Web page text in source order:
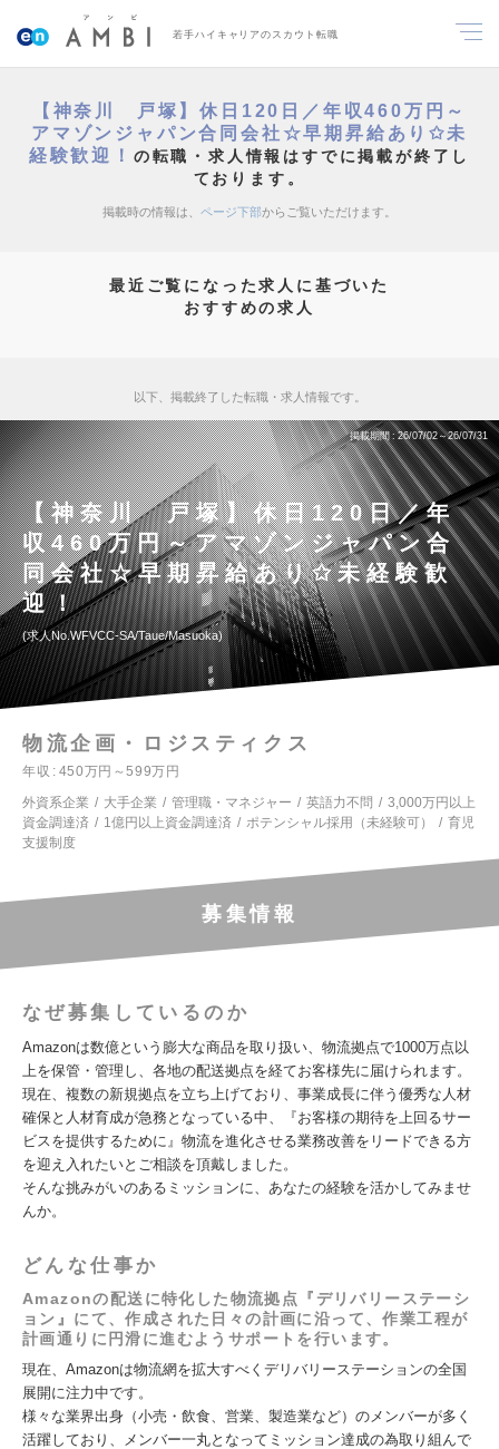
若手ハイキャリアのスカウト転職
【神奈川 戸塚】休日120日／年収460万円～
アマゾンジャパン合同会社☆早期昇給あり✩未
経験歓迎！ の転職・求人情報はすでに掲載が終了し
ております。
掲載時の情報は、 ページ下部からご覧いただけます。
最近ご覧になった求人に基づいた
おすすめの求人
以下、掲載終了した転職・求人情報です。
掲載期間 26/07/02～26/07/31
【神奈川 戸塚】休日120日／年
収460万円～アマゾンジャパン合
同会社☆早期昇給あり✩未経験歓
迎！
求人No.WFVCC-SA/Taue/Masuoka
物流企画・ロジスティクス
年収
450万円～599万円
外資系企業
大手企業 管理職・マネジャー 英語力不問
3,000万円以上
資金調達済
1億円以上資金調達済 ポテンシャル採用（未経験可）
育児
支援制度
募集情報
なぜ募集しているのか
Amazonは数億という膨大な商品を取り扱い、物流拠点で1000万点以
上を保管・管理し、各地の配送拠点を経てお客様先に届けられます。
現在、複数の新規拠点を立ち上げており、事業成長に伴う優秀な人材
確保と人材育成が急務となっている中、『お客様の期待を上回るサー
ビスを提供するために』物流を進化させる業務改善をリードできる方
を迎え入れたいとご相談を頂戴しました。
そんな挑みがいのあるミッションに、あなたの経験を活かしてみませ
んか。
どんな仕事か
Amazonの配送に特化した物流拠点『デリバリーステーシ
ョン』にて、作成された日々の計画に沿って、作業工程が
計画通りに円滑に進むようサポートを行います。
現在、Amazonは物流網を拡大すべくデリバリーステーションの全国
展開に注力中です。
様々な業界出身（小売・飲食、営業、製造業など）のメンバーが多く
活躍しており、メンバー一丸となってミッション達成の為取り組んで